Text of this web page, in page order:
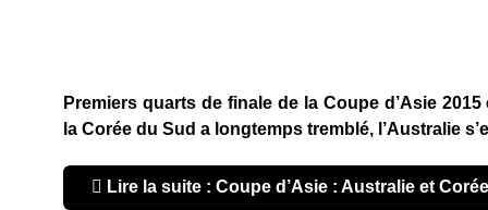
Premiers quarts de finale de la Coupe d’Asie
la Corée du Sud a longtemps tremblé, l’Australie
Lire la suite : Coupe d’Asie : Australie et